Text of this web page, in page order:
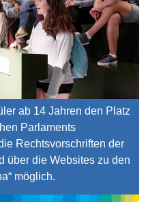
ab 14 Jahren den Platz
Parlaments
Rechtsvorschriften der
über die Websites zu den
möglich.